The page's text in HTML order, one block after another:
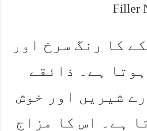
کا رنگ سرخ اور
ہے۔ ذائقے
شیریں اور خوش
ہے۔ اس کا مزاج